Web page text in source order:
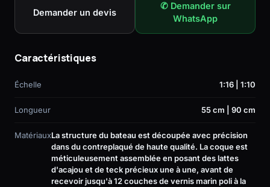
Demander un devis
✆ Demander sur
WhatsApp
Caractéristiques
Échelle 1:16 | 1:10
Longueur 55 cm | 90 cm
MatériauxLa structure du bateau est découpée avec précision
dans du contreplaqué de haute qualité. La coque est
méticuleusement assemblée en posant des lattes
d'acajou et de teck précieux une à une, avant de
recevoir jusqu'à 12 couches de vernis marin poli à la